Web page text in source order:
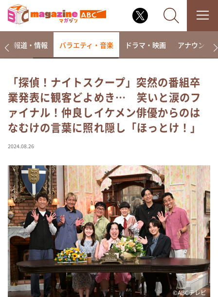
なるみ・岡村の過ぎるTV
相席食堂
これ余談なんですけど・・・
～人生密着トークバラエティ！～ やすとものいたっ
て真剣です
探偵！ナイトスクープ
news おかえり
河合＆A.B.C-Z塚田×福井アナ「なんでやねん！？」
（news おかえり）
DAIGOも台所 ～きょうの献立 何にする？～
本日はダイアンなり！シーズン２
朝だ！生です旅サラダ
教えて！ニュースライブ 正義のミカタ
ＬＩＦＥ～夢のカタチ～
報道・情報 バラエティ・音楽 ドラマ・映画 アナウンサー
「探偵！ナイトスクープ」突然の番組卒
業発表に観客どよめき… 笑いと涙のフ
ァイナル！仲良しイケメン俳優からのは
なむけの言葉に照れ隠し「ほっとけ！」
2024.08.26
©ABCテレビ